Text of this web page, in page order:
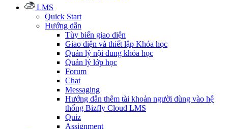
LMS
Quick Start
Hướng dẫn
Tùy biến giao diện
Giao diện và thiết lập Khóa học
Quản lý nội dung khóa học
Quản lý lớp học
Forum
Chat
Messaging
Hướng dẫn thêm tài khoản người dùng vào hệ
thống Bizfly Cloud LMS
Quiz
Assignment